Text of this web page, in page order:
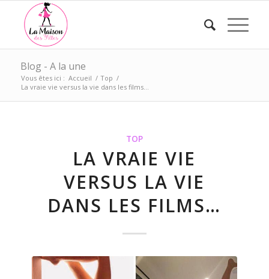
Blog - A la une
Vous êtes ici : Accueil / Top /
La vraie vie versus la vie dans les films…
TOP
LA VRAIE VIE
VERSUS LA VIE
DANS LES FILMS…